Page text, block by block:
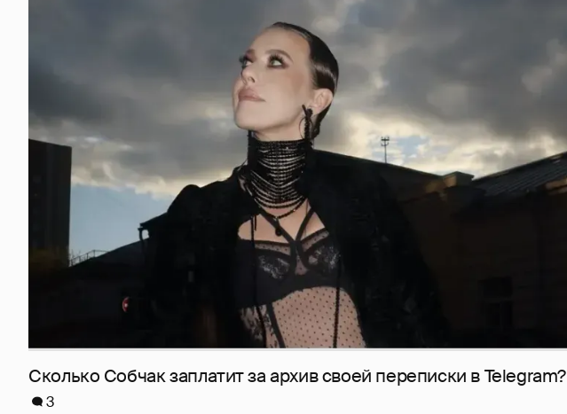
Сколько Собчак заплатит за архив своей перeписки в Telegram?
3